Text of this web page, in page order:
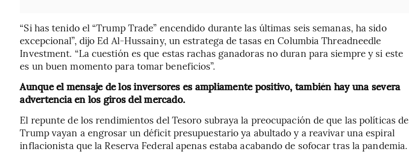
“Si has tenido el “Trump Trade” encendido durante las últimas seis semanas, ha sido
excepcional”, dijo Ed Al-Hussainy, un estratega de tasas en Columbia Threadneedle
Investment. “La cuestión es que estas rachas ganadoras no duran para siempre y si este
es un buen momento para tomar beneficios”.
Aunque el mensaje de los inversores es ampliamente positivo, también hay una severa
advertencia en los giros del mercado.
El repunte de los rendimientos del Tesoro subraya la preocupación de que las políticas de
Trump vayan a engrosar un déficit presupuestario ya abultado y a reavivar una espiral
inflacionista que la Reserva Federal apenas estaba acabando de sofocar tras la pandemia.